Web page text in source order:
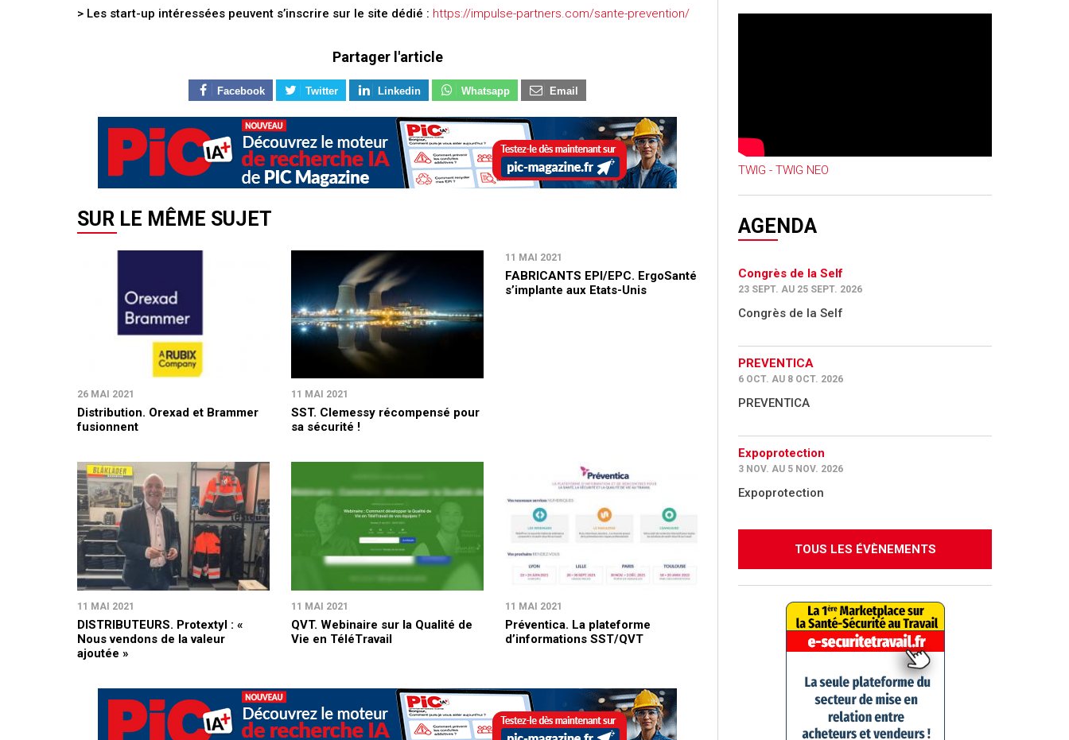
> Les start-up intéressées peuvent s’inscrire sur le site dédié : https://impulse-partners.com/sante-prevention/
Partager l'article
Facebook Twitter Linkedin Whatsapp Email
SUR LE MÊME SUJET
26 MAI 2021
Distribution. Orexad et Brammer
fusionnent
11 MAI 2021
SST. Clemessy récompensé pour
sa sécurité !
11 MAI 2021
FABRICANTS EPI/EPC. ErgoSanté
s’implante aux Etats-Unis
11 MAI 2021
DISTRIBUTEURS. Protextyl : «
Nous vendons de la valeur
ajoutée »
11 MAI 2021
QVT. Webinaire sur la Qualité de
Vie en TéléTravail
11 MAI 2021
Préventica. La plateforme
d’informations SST/QVT
TWIG - TWIG NEO
AGENDA
Congrès de la Self
23 SEPT. AU 25 SEPT. 2026
Congrès de la Self
PREVENTICA
6 OCT. AU 8 OCT. 2026
PREVENTICA
Expoprotection
3 NOV. AU 5 NOV. 2026
Expoprotection
TOUS LES ÉVÈNEMENTS